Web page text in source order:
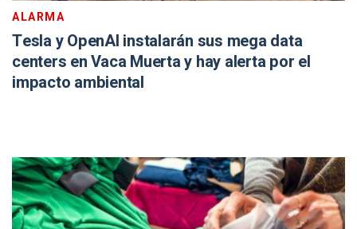
ALARMA
Tesla y OpenAI instalarán sus mega data
centers en Vaca Muerta y hay alerta por el
impacto ambiental